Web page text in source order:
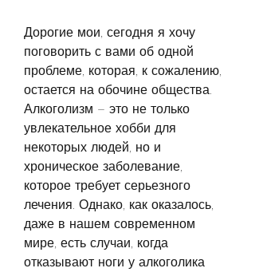
Дорогие мои, сегодня я хочу
поговорить с вами об одной
проблеме, которая, к сожалению,
остается на обочине общества.
Алкоголизм – это не только
увлекательное хобби для
некоторых людей, но и
хроническое заболевание,
которое требует серьезного
лечения. Однако, как оказалось,
даже в нашем современном
мире, есть случаи, когда
отказывают ноги у алкоголика